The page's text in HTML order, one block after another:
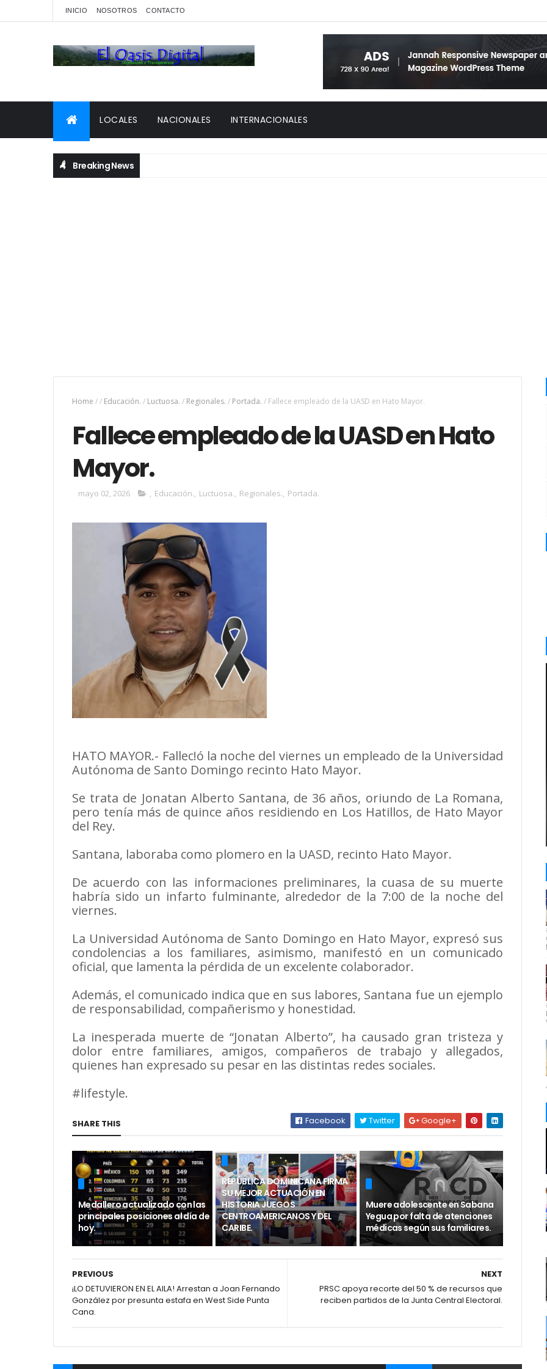
INICIO NOSOTROS CONTACTO
LOCALES NACIONALES INTERNACIONALES
Breaking News
Home // Educación. / Luctuosa. / Regionales. / Portada. / Fallece empleado de la UASD en Hato Mayor.
Fallece empleado de la UASD en Hato
Mayor.
mayo 02, 2026 , Educación., Luctuosa., Regionales., Portada.
HATO MAYOR.- Fallec!ó la noche del viernes un empleado de la Universidad
Autónoma de Santo Domingo recinto Hato Mayor.
Se trata de Jonatan Alberto Santana, de 36 años, oriundo de La Romana,
pero tenía más de quince años residiendo en Los Hatillos, de Hato Mayor
del Rey.
Santana, laboraba como plomero en la UASD, recinto Hato Mayor.
De acuerdo con las informaciones preliminares, la cuasa de su muerte
habría sido un infarto fulminante, alrededor de la 7:00 de la noche del
viernes.
La Universidad Autónoma de Santo Domingo en Hato Mayor, expresó sus
condolencias a los familiares, asimismo, manifestó en un comunicado
oficial, que lamenta la pérdida de un excelente colaborador.
Además, el comunicado indica que en sus labores, Santana fue un ejemplo
de responsabilidad, compañerismo y honestidad.
La inesperada muerte de “Jonatan Alberto”, ha causado gran tristeza y
dolor entre familiares, amigos, compañeros de trabajo y allegados,
quienes han expresado su pesar en las distintas redes sociales.
#lifestyle.
SHARE THIS Facebook Twitter Google+
Medallero actualizado con las
principales posiciones al día de
hoy.
REPÚBLICA DOMINICANA FIRMA
SU MEJOR ACTUACIÓN EN
HISTORIA JUEGOS
CENTROAMERICANOS Y DEL
CARIBE.
Muere adolescente en Sabana
Yegua por falta de atenciones
médicas según sus familiares.
NEXT
PRSC apoya recorte del 50 % de recursos que
reciben partidos de la Junta Central Electoral.
PREVIOUS
¡LO DETUVIERON EN EL AILA! Arrestan a Joan Fernando
González por presunta estafa en West Side Punta
Cana.